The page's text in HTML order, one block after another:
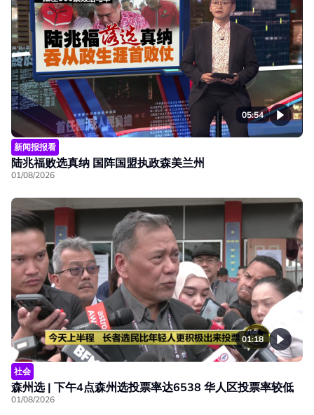
05:54
新闻报报看
陆兆福败选真纳 国阵国盟执政森美兰州
01/08/2026
01:18
社会
森州选 | 下午4点森州选投票率达6538 华人区投票率较低
01/08/2026